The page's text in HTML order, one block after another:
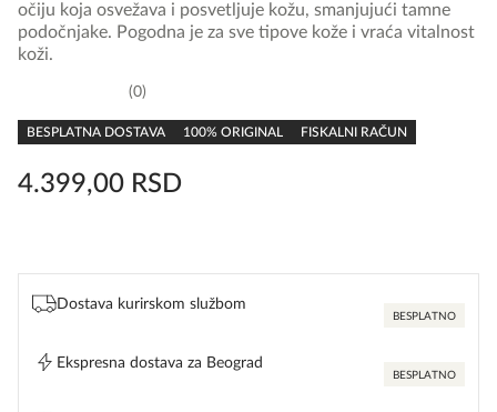
rating
0
BESPLATNA DOSTAVA 100% ORIGINAL FISKALNI RAČUN
4.399,00 RSD
očiju koja osvežava i posvetljuje kožu, smanjujući tamne
podočnjake. Pogodna je za sve tipove kože i vraća vitalnost
koži.
Dostava kurirskom službom
BESPLATNO
Ekspresna dostava za Beograd
BESPLATNO